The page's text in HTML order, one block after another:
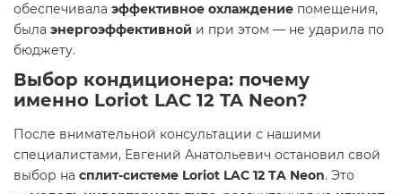
обеспечивала эффективное охлаждение помещения,
была энергоэффективной и при этом — не ударила по
бюджету.
Выбор кондиционера: почему
именно Loriot LAC 12 TA Neon?
После внимательной консультации с нашими
специалистами, Евгений Анатольевич остановил свой
выбор на сплит-системе Loriot LAC 12 TA Neon. Это